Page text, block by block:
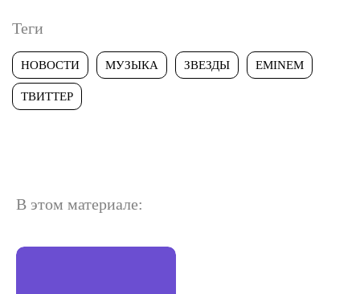
Теги
НОВОСТИ МУЗЫКА ЗВЕЗДЫ EMINEM
ТВИТТЕР
В этом материале: